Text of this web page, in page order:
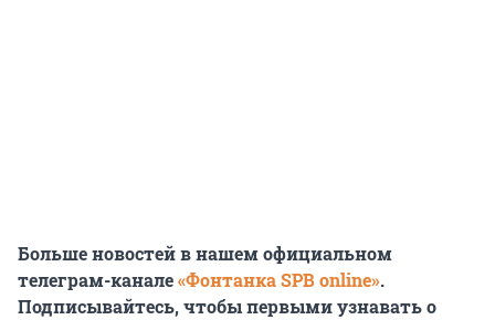
Больше новостей в нашем официальном
телеграм-канале«Фонтанка SPB online».
Подписывайтесь, чтобы первыми узнавать о